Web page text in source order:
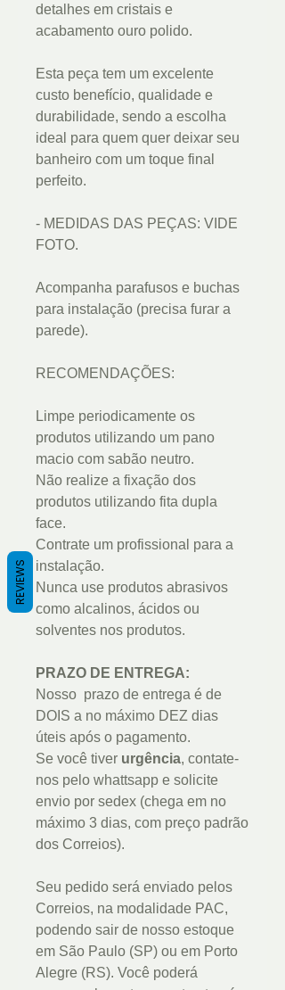
detalhes em cristais e
acabamento ouro polido.
Esta peça tem um excelente
custo benefício, qualidade e
durabilidade, sendo a escolha
ideal para quem quer deixar seu
banheiro com um toque final
perfeito.
- MEDIDAS DAS PEÇAS: VIDE
FOTO.
Acompanha parafusos e buchas
para instalação (precisa furar a
parede).
RECOMENDAÇÕES:
Limpe periodicamente os
produtos utilizando um pano
macio com sabão neutro.
Não realize a fixação dos
produtos utilizando fita dupla
face.
Contrate um profissional para a
instalação.
Nunca use produtos abrasivos
como alcalinos, ácidos ou
solventes nos produtos.
PRAZO DE ENTREGA:
Nosso prazo de entrega é de
DOIS a no máximo DEZ dias
úteis após o pagamento.
Se você tiver urgência, contate-
nos pelo whattsapp e solicite
envio por sedex (chega em no
máximo 3 dias, com preço padrão
dos Correios).
Seu pedido será enviado pelos
Correios, na modalidade PAC,
podendo sair de nosso estoque
em São Paulo (SP) ou em Porto
Alegre (RS). Você poderá
REVIEWS